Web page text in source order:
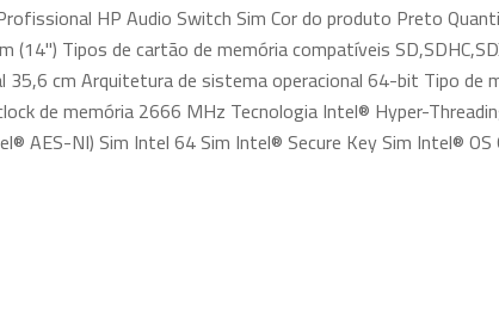
HP Audio Switch Sim Cor do produto Preto
Tipos de cartão de memória compatíveis
35,6 cm Arquitetura de sistema operacional 64-bit Tipo de
de memória 2666 MHz Tecnologia Intel® Hyper-
AES-NI) Sim Intel 64 Sim Intel® Secure Key Sim Intel®